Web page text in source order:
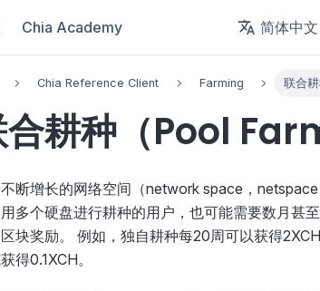
Chia Academy 简体中文
Chia Reference Client Farming 联合
耕种（Pool
断增长的网络空间（network space，
多个硬盘进行耕种的用户，也可能需要数月甚
块奖励。 例如，独自耕种每20周可以获得
得0.1XCH。